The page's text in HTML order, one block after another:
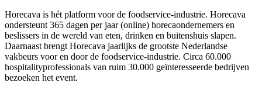
Horecava is hét platform voor de foodservice-industrie. Horecava
ondersteunt 365 dagen per jaar (online) horecaondernemers en
beslissers in de wereld van eten, drinken en buitenshuis slapen.
Daarnaast brengt Horecava jaarlijks de grootste Nederlandse
vakbeurs voor en door de foodservice-industrie. Circa 60.000
hospitalityprofessionals van ruim 30.000 geïnteresseerde bedrijven
bezoeken het event.